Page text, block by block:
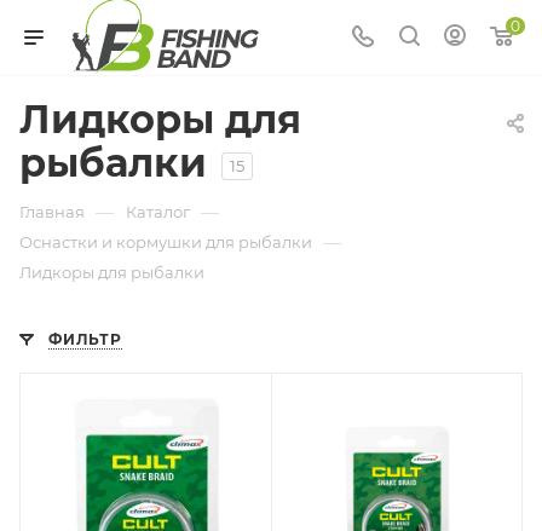
0
Лидкоры для
рыбалки
15
Главная — Каталог —
Оснастки и кормушки для рыбалки —
Лидкоры для рыбалки
ФИЛЬТР